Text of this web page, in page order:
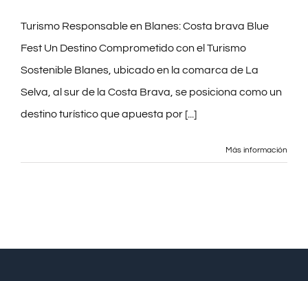
Turismo Responsable en Blanes: Costa brava Blue
Fest Un Destino Comprometido con el Turismo
Sostenible Blanes, ubicado en la comarca de La
Selva, al sur de la Costa Brava, se posiciona como un
destino turístico que apuesta por [...]
Más información